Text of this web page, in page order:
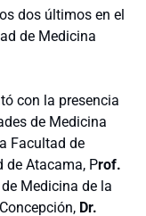
dos últimos en el
de Medicina
con la presencia
de Medicina
Facultad de
de Atacama, Prof.
Medicina de la
Dr.